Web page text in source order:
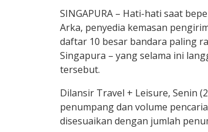
SINGAPURA – Hati-hati saat
Arka, penyedia kemasan
daftar 10 besar bandara paling
Singapura – yang selama ini
tersebut.
Dilansir Travel + Leisure, Senin
penumpang dan volume
disesuaikan dengan jumlah